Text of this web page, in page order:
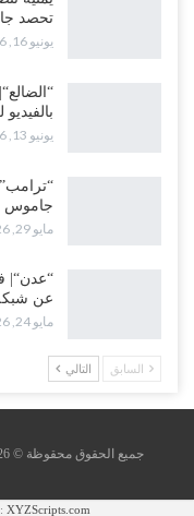
تحصد
يونيو 16, 2026
يونيو 13, 2026
“ترامب”
جاموس
مايو 29, 2026
“عدن“|
عن
مايو 24, 2026
السابق التالي
جميع الحقوق محقوظة © 2026 - ابين اليوم الموقع الرسمي لمحافظة ابين.
XYZScripts.com